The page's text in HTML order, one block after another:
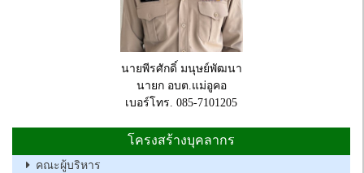
นายพีรศักดิ์ มนุษย์พัฒนา
นายก อบต.แม่อูคอ
เบอร์โทร. 085-7101205
โครงสร้างบุคลากร
คณะผู้บริหาร